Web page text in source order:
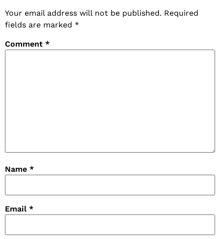
Your email address will not be published. Required
fields are marked *
Comment *
Name *
Email *